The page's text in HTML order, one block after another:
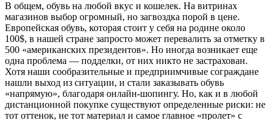
В общем, обувь на любой вкус и кошелек. На витринах
магазинов выбор огромный, но загвоздка порой в цене.
Европейская обувь, которая стоит у себя на родине около
100$, в нашей стране запросто может перевалить за отметку в
500 «американских президентов». Но иногда возникает еще
одна проблема — подделки, от них никто не застрахован.
Хотя наши сообразительные и предприимчивые сограждане
нашли выход из ситуации, и стали заказывать обувь
«напрямую», благодаря онлайн-шопингу. Но, как и в любой
дистанционной покупке существуют определенные риски: не
тот оттенок, не тот материал и самое главное «пролет» с